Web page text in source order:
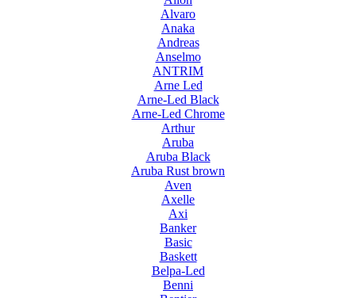
Alvaro
Anaka
Andreas
Anselmo
ANTRIM
Arne Led
Arne-Led Black
Arne-Led Chrome
Arthur
Aruba
Aruba Black
Aruba Rust brown
Aven
Axelle
Axi
Banker
Basic
Baskett
Belpa-Led
Benni